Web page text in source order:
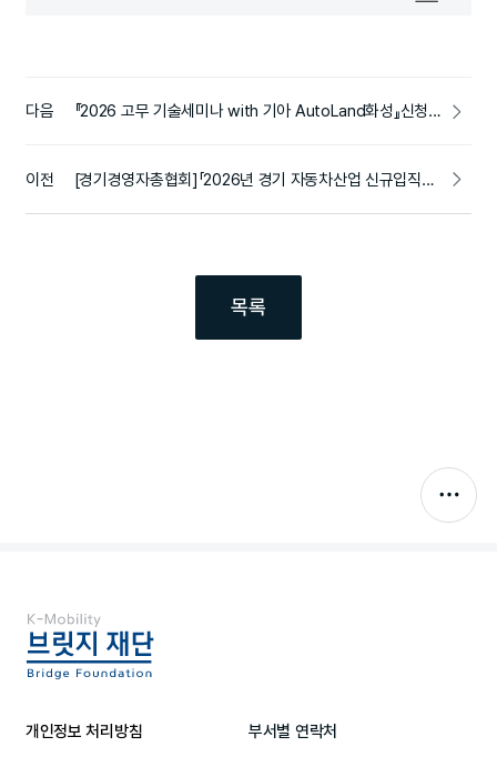
다음 『2026 고무 기술세미나 with 기아 AutoLand화성』신청 안내(무료)
이전 [경기경영자총협회]「︎2026년 경기 자동차산업 신규입직자 고용·성장 지원사업」︎ 참여기업 및 참여자 모집 안내
목록
개인정보 처리방침 부서별 연락처